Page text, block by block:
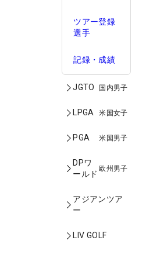
ツアー登録
選手
記録・成績
JGTO 国内男子
LPGA 米国女子
PGA 米国男子
DPワ
ールド
欧州男子
アジアンツア
ー
LIV GOLF